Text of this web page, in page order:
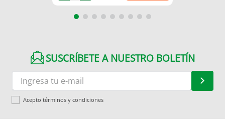
SUSCRÍBETE A NUESTRO BOLETÍN
Acepto términos y condiciones